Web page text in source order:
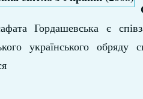
Гордашевська є
українського